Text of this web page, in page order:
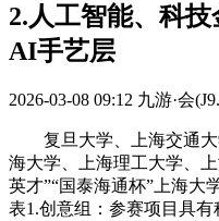
2.人工智能、科技
AI手艺层
2026-03-08 09:12 九游·会
复旦大学、上海交通大
海大学、上海理工大学、
英才”“国泰海通杯”上海大
表1.创意组：参赛项目具